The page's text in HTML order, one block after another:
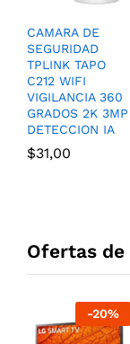
CAMARA DE
SEGURIDAD
TPLINK TAPO
C212 WIFI
VIGILANCIA 360
GRADOS 2K 3MP
DETECCION IA
$31,00
Ofertas de
-20%